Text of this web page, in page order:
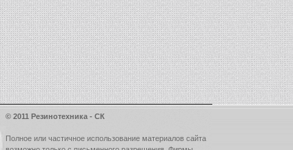
© 2011 Резинотехника - СК
Полное или частичное использование материалов сайта